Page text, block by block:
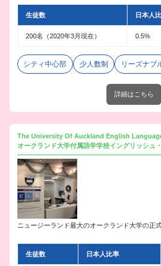
生徒数 日本人
200名（2020年3月現在） 0.5%
シティ中心部 少人数制 リーズナブ
詳細はこちら
The University Of Auckland English
オークランド大学付属語学学校イングリッシュ
ニュージーランド最大のオークランド大学の正
生徒数 日本人比率